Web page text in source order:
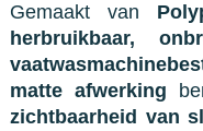
Gemaakt van
herbruikbaar,
matte afwerking
zichtbaarheid van